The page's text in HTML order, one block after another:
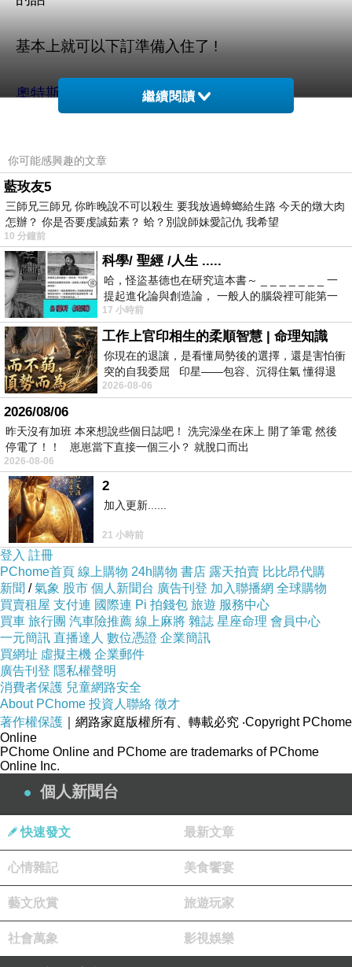
基本上就可以下訂準備入住了 !
奧特斯居住飯店 - 大阪的介紹在下面
費《迪士尼美語世界試用包》
限量特優價格按鈕
繼續閱讀
你可能感興趣的文章
藍玫友5
三師兄三師兄 你昨晚說不可以殺生 要我放過蟑螂給生路 今天的燉大肉
怎辦？ 你是否要虔誠茹素？ 蛤？別說師妹愛記仇 我希望
10 分鐘前
科學/ 聖經 /人生 .....
哈，怪盜基德也在研究這本書～ _ _ _ _ _ _ _ 一
提起進化論與創造論， 一般人的腦袋裡可能第一
時間就有「 進化論很科
17 小時前
工作上官印相生的柔順智慧 | 命理知識
你現在的退讓，是看懂局勢後的選擇，還是害怕衝
突的自我委屈 印星——包容、沉得住氣 懂得退
一步觀察，不會
2026-08-06
2026/08/06
昨天沒有加班 本來想說些個日誌吧！ 洗完澡坐在床上 開了筆電 然後
停電了！！ 崽崽當下直接一個三小？ 就脫口而出
2026-08-06
2
加入更新......
21 小時前
登入 註冊
PChome首頁 線上購物 24h購物 書店 露天拍賣 比比昂代購
新聞 /氣象 股市 個人新聞台 廣告刊登 加入聯播網 全球購物
買賣租屋 支付連 國際連 Pi 拍錢包 旅遊 服務中心
買車 旅行團 汽車險推薦 線上麻將 雜誌 星座命理 會員中心
一元簡訊 直播達人 數位憑證 企業簡訊
買網址 虛擬主機 企業郵件
廣告刊登 隱私權聲明
消費者保護 兒童網路安全
About PChome 投資人聯絡 徵才
著作權保護 ｜網路家庭版權所有、轉載必究 ‧Copyright PChome
Online
PChome Online and PChome are trademarks of PChome
Online Inc.
個人新聞台
快速發文 最新文章
心情雜記 美食饗宴
藝文欣賞 旅遊玩家
社會萬象 影視娛樂